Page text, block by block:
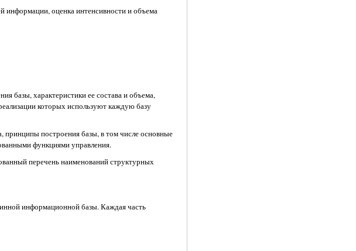
информации, оценка интенсивности и объема
базы, характеристики ее состава и объема,
которых используют каждую базу
принципы построения базы, в том числе основные
функциями управления.
перечень наименований структурных
информационной базы. Каждая часть